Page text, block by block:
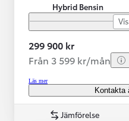
Hybrid Bensin
299 900 kr
Från 3 599 kr/mån
Läs mer
Kontakta
Jämförelse